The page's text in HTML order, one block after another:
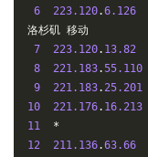
6
223.120.6.126
洛杉矶 移动
7
223.120. 13.82
8
221.183.55.110
9
221.183.25.201
10
221.176. 16.213
11
*
12
211.136.63.66